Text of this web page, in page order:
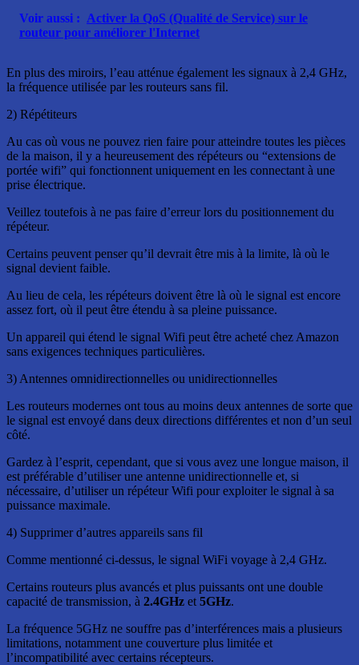
Voir aussi : Activer la QoS (Qualité de Service) sur le
routeur pour améliorer l'Internet
En plus des miroirs, l’eau atténue également les signaux à 2,4 GHz,
la fréquence utilisée par les routeurs sans fil.
2) Répétiteurs
Au cas où vous ne pouvez rien faire pour atteindre toutes les pièces
de la maison, il y a heureusement des répéteurs ou “extensions de
portée wifi” qui fonctionnent uniquement en les connectant à une
prise électrique.
Veillez toutefois à ne pas faire d’erreur lors du positionnement du
répéteur.
Certains peuvent penser qu’il devrait être mis à la limite, là où le
signal devient faible.
Au lieu de cela, les répéteurs doivent être là où le signal est encore
assez fort, où il peut être étendu à sa pleine puissance.
Un appareil qui étend le signal Wifi peut être acheté chez Amazon
sans exigences techniques particulières.
3) Antennes omnidirectionnelles ou unidirectionnelles
Les routeurs modernes ont tous au moins deux antennes de sorte que
le signal est envoyé dans deux directions différentes et non d’un seul
côté.
Gardez à l’esprit, cependant, que si vous avez une longue maison, il
est préférable d’utiliser une antenne unidirectionnelle et, si
nécessaire, d’utiliser un répéteur Wifi pour exploiter le signal à sa
puissance maximale.
4) Supprimer d’autres appareils sans fil
Comme mentionné ci-dessus, le signal WiFi voyage à 2,4 GHz.
Certains routeurs plus avancés et plus puissants ont une double
capacité de transmission, à 2.4GHz et 5GHz.
La fréquence 5GHz ne souffre pas d’interférences mais a plusieurs
limitations, notamment une couverture plus limitée et
l’incompatibilité avec certains récepteurs.